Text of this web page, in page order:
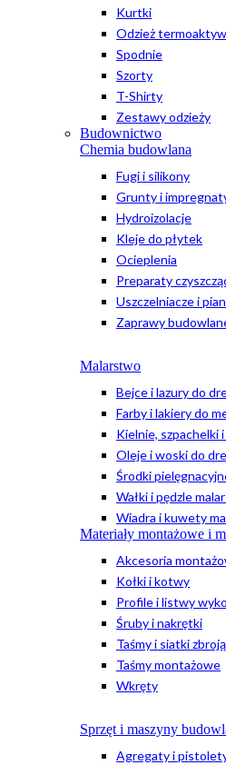
Kurtki
Odzież
Spodnie
Szorty
T-Shirty
Zestawy odzieży
Budownictwo
Chemia budowlana
Fugi i silikony
Grunty i
Hydroizolacje
Kleje do płytek
Ocieplenia
Preparaty
Uszczelniacze i
Zaprawy
Malarstwo
Bejce i lazury do
Farby i lakiery do
Kielnie, szpachelki
Oleje i woski do
Środki
Wałki i pędzle
Wiadra i kuwety
Materiały montażowe i
Akcesoria
Kołki i kotwy
Profile i listwy
Śruby i nakrętki
Taśmy i siatki
Taśmy montażowe
Wkręty
Sprzęt i maszyny
Agregaty i